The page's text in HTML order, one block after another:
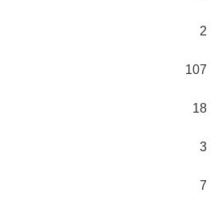
2
107
18
3
7